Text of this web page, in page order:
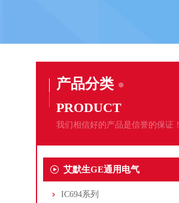
产品分类
PRODUCT
我们相信好的产品是信誉的保证！
艾默生GE通用电气
IC694系列